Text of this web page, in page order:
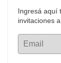
Ingresá aquí
invitaciones
Email